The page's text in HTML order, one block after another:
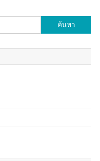
สำหรับ: